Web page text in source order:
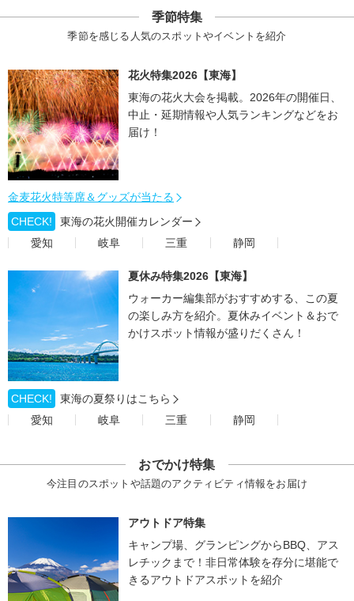
季節特集
季節を感じる人気のスポットやイベントを紹介
花火特集2026【東海】
東海の花火大会を掲載。2026年の開催日、
中止・延期情報や人気ランキングなどをお
届け！
金麦花火特等席＆グッズが当たる
CHECK!
東海の花火開催カレンダー
愛知
岐阜 三重 静岡
夏休み特集2026【東海】
ウォーカー編集部がおすすめする、この夏
の楽しみ方を紹介。夏休みイベント＆おで
かけスポット情報が盛りだくさん！
CHECK!
東海の夏祭りはこちら
愛知
岐阜 三重 静岡
おでかけ特集
今注目のスポットや話題のアクティビティ情報をお届け
アウトドア特集
キャンプ場、グランピングからBBQ、アス
レチックまで！非日常体験を存分に堪能で
きるアウトドアスポットを紹介